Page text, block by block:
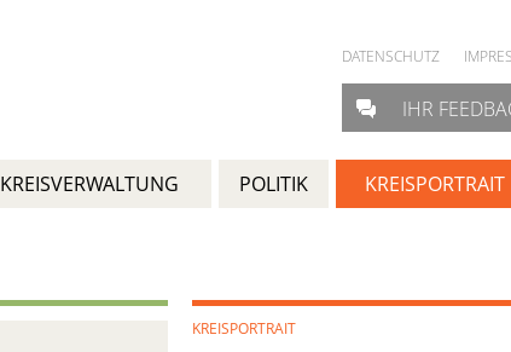
DATENSCHUTZ
IHR
KREISVERWALTUNG POLITIK KREISPORTRAIT
KREISPORTRAIT